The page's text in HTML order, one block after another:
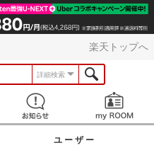
楽天トップへ
詳細検索
見つける お知らせ
ユーザー